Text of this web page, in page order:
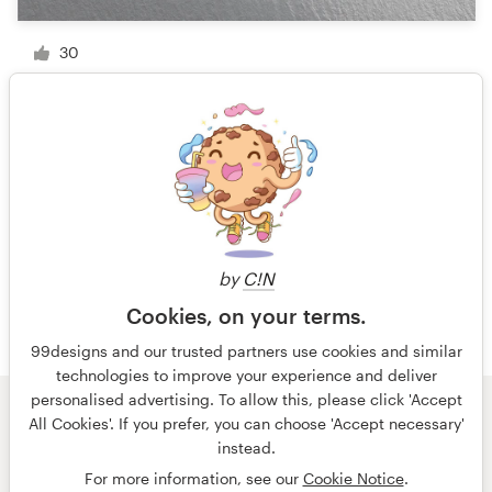
by C!N
Cookies, on your terms.
99designs and our trusted partners use cookies and similar
technologies to improve your experience and deliver
personalised advertising. To allow this, please click 'Accept
All Cookies'. If you prefer, you can choose 'Accept necessary'
instead.
For more information, see our Cookie Notice.
30
1 van 2
© 99designs
door Vista
Algemene voorwaarden